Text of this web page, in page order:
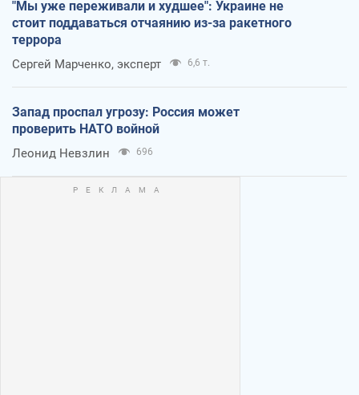
"Мы уже переживали и худшее": Украине не
стоит поддаваться отчаянию из-за ракетного
террора
Сергей Марченко, эксперт 6,6 т.
Запад проспал угрозу: Россия может
проверить НАТО войной
Леонид Невзлин 696